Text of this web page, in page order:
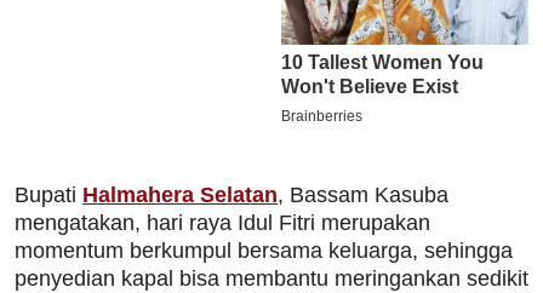
Bupati Halmahera Selatan, Bassam Kasuba
mengatakan, hari raya Idul Fitri merupakan
momentum berkumpul bersama keluarga, sehingga
penyedian kapal bisa membantu meringankan sedikit